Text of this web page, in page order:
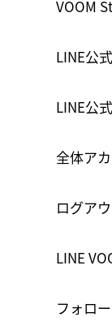
VOOM
LINE公
LINE公
全体ア
ログア
LINE
フォロ